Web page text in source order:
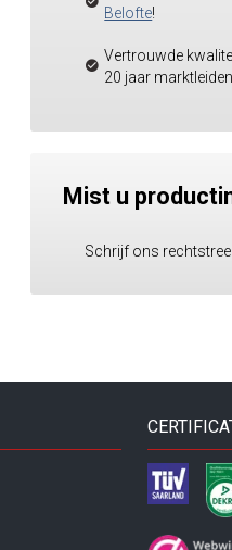
Belofte!
Vertrouwde
20 jaar
Mist u
Schrijf ons